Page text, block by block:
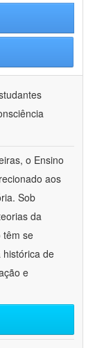
o Ensino
aos
Sob
da
têm se
de
e